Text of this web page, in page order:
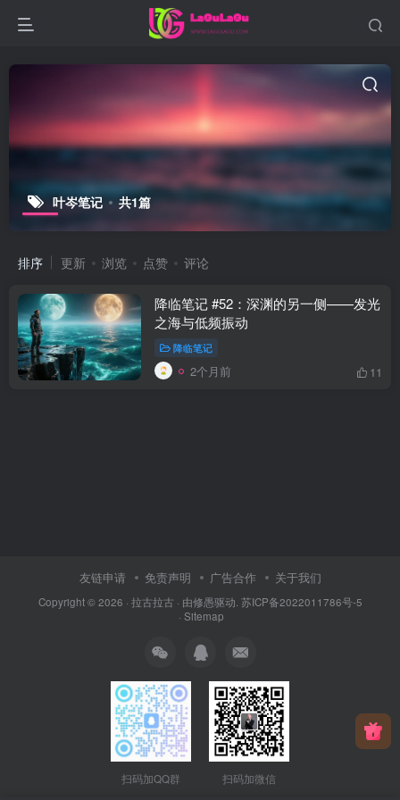
叶岑笔记 共1篇
排序 更新 浏览 点赞 评论
降临笔记 #52：深渊的另一侧——发光
之海与低频振动
降临笔记
2个月前 11
友链申请 免责声明 广告合作 关于我们
Copyright © 2026 · 拉古拉古 · 由修愚驱动. 苏ICP备2022011786号-5
· Sitemap
扫码加QQ群 扫码加微信